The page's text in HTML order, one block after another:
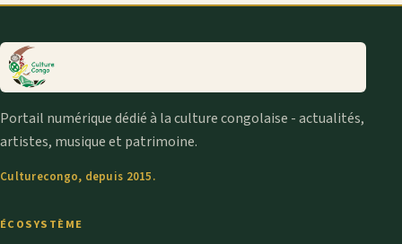
Portail numérique dédié à la culture congolaise - actualités,
artistes, musique et patrimoine.
Culturecongo, depuis 2015.
ÉCOSYSTÈME